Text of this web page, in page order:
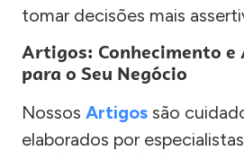
tomar decisões mais
Artigos: Conhecimento e
para o Seu Negócio
Nossos Artigos são
elaborados por